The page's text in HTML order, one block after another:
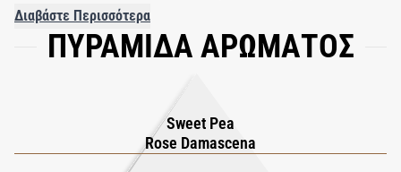
θηλυκότητας σε μια εκλεπτυσμένη ατμόσφαιρα.
Διαβάστε Περισσότερα
ΠΥΡΑΜΙΔΑ ΑΡΩΜΑΤΟΣ
Sweet Pea
Rose Damascena